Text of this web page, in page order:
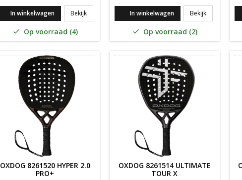
In winkelwagen BekijkOxdog 8261540 Pure Pro+
 Op voorraad (4)
In winkelwagen BekijkOxdog
 Op voorraad (2)
OXDOG 8261520 HYPER 2.0
PRO+
OXDOG 8261514 ULTIMATE
TOUR X